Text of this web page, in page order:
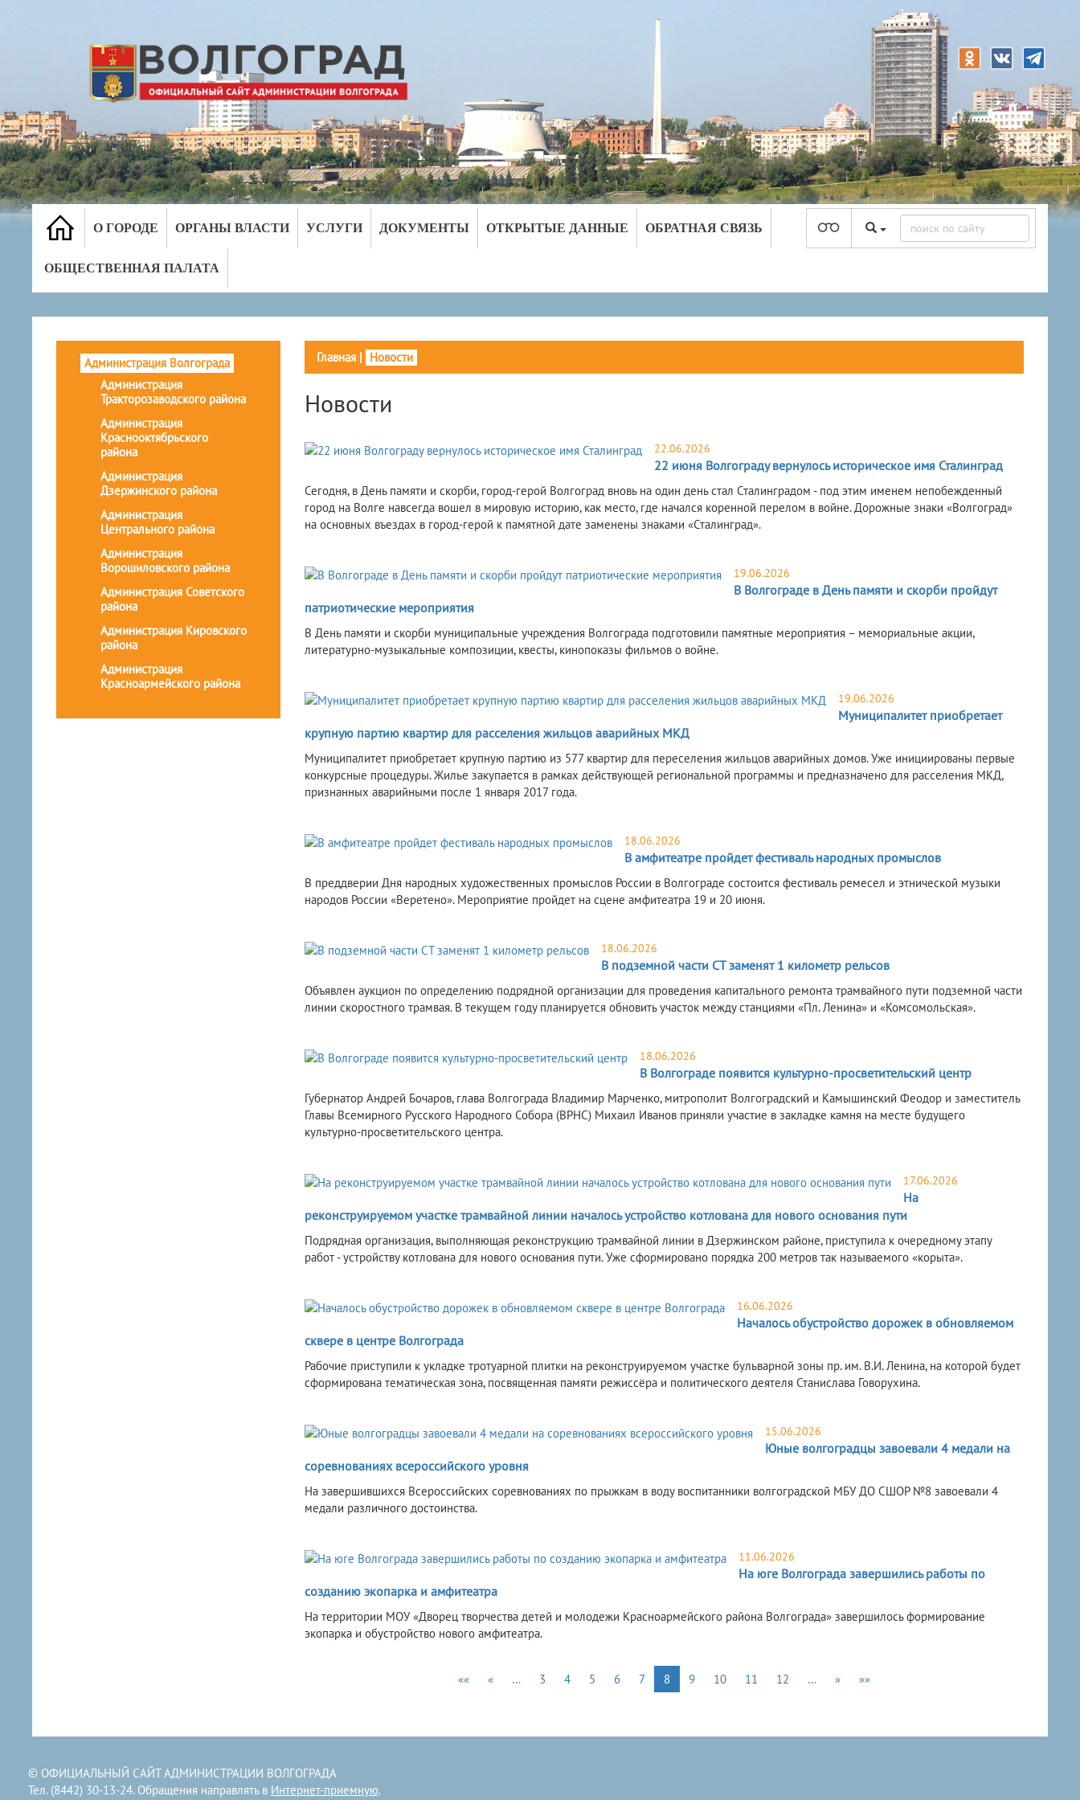
О ГОРОДЕ ОРГАНЫ ВЛАСТИ УСЛУГИ ДОКУМЕНТЫ ОТКРЫТЫЕ ДАННЫЕ ОБРАТНАЯ СВЯЗЬ
ОБЩЕСТВЕННАЯ ПАЛАТА
Администрация Волгограда
Администрация
Тракторозаводского района
Администрация
Краснооктябрьского
района
Администрация
Дзержинского района
Администрация
Центрального района
Администрация
Ворошиловского района
Администрация Советского
района
Администрация Кировского
района
Администрация
Красноармейского района
Главная| Новости
Новости
22.06.2026
22 июня Волгограду вернулось историческое имя Сталинград
Сегодня, в День памяти и скорби, город-герой Волгоград вновь на один день стал Сталинградом - под этим именем непобежденный
город на Волге навсегда вошел в мировую историю, как место, где начался коренной перелом в войне. Дорожные знаки «Волгоград»
на основных въездах в город-герой к памятной дате заменены знаками «Сталинград».
19.06.2026
В Волгограде в День памяти и скорби пройдут
патриотические мероприятия
В День памяти и скорби муниципальные учреждения Волгограда подготовили памятные мероприятия – мемориальные акции,
литературно-музыкальные композиции, квесты, кинопоказы фильмов о войне.
19.06.2026
Муниципалитет приобретает
крупную партию квартир для расселения жильцов аварийных МКД
Муниципалитет приобретает крупную партию из 577 квартир для переселения жильцов аварийных домов. Уже инициированы первые
конкурсные процедуры. Жилье закупается в рамках действующей региональной программы и предназначено для расселения МКД,
признанных аварийными после 1 января 2017 года.
18.06.2026
В амфитеатре пройдет фестиваль народных промыслов
В преддверии Дня народных художественных промыслов России в Волгограде состоится фестиваль ремесел и этнической музыки
народов России «Веретено». Мероприятие пройдет на сцене амфитеатра 19 и 20 июня.
18.06.2026
В подземной части СТ заменят 1 километр рельсов
Объявлен аукцион по определению подрядной организации для проведения капитального ремонта трамвайного пути подземной части
линии скоростного трамвая. В текущем году планируется обновить участок между станциями «Пл. Ленина» и «Комсомольская».
18.06.2026
В Волгограде появится культурно-просветительский центр
Губернатор Андрей Бочаров, глава Волгограда Владимир Марченко, митрополит Волгоградский и Камышинский Феодор и заместитель
Главы Всемирного Русского Народного Собора (ВРНС) Михаил Иванов приняли участие в закладке камня на месте будущего
культурно-просветительского центра.
17.06.2026
На
реконструируемом участке трамвайной линии началось устройство котлована для нового основания пути
Подрядная организация, выполняющая реконструкцию трамвайной линии в Дзержинском районе, приступила к очередному этапу
работ - устройству котлована для нового основания пути. Уже сформировано порядка 200 метров так называемого «корыта».
16.06.2026
Началось обустройство дорожек в обновляемом
сквере в центре Волгограда
Рабочие приступили к укладке тротуарной плитки на реконструируемом участке бульварной зоны пр. им. В.И. Ленина, на которой будет
сформирована тематическая зона, посвященная памяти режиссёра и политического деятеля Станислава Говорухина.
15.06.2026
Юные волгоградцы завоевали 4 медали на
соревнованиях всероссийского уровня
На завершившихся Всероссийских соревнованиях по прыжкам в воду воспитанники волгоградской МБУ ДО СШОР №8 завоевали 4
медали различного достоинства.
11.06.2026
На юге Волгограда завершились работы по
созданию экопарка и амфитеатра
На территории МОУ «Дворец творчества детей и молодежи Красноармейского района Волгограда» завершилось формирование
экопарка и обустройство нового амфитеатра.
«« « … 3 4 5 6 7 8 9 10 11 12 … » »»
© ОФИЦИАЛЬНЫЙ САЙТ АДМИНИСТРАЦИИ ВОЛГОГРАДА
Тел. (8442) 30-13-24. Обращения направлять в Интернет-приемную.